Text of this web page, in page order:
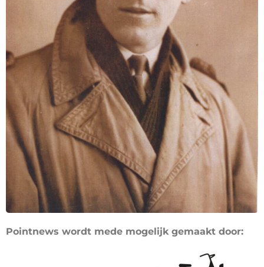
Pointnews wordt mede mogelijk gemaakt door: